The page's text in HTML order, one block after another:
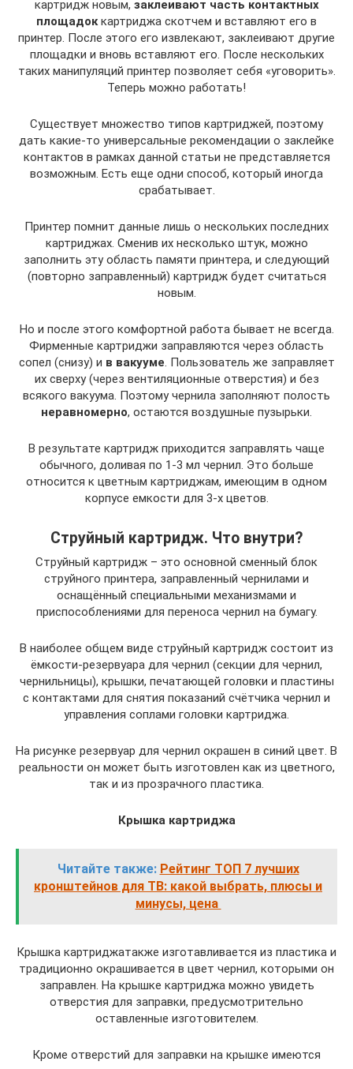
картридж новым, заклеивают часть контактных
площадок картриджа скотчем и вставляют его в
принтер. После этого его извлекают, заклеивают другие
площадки и вновь вставляют его. После нескольких
таких манипуляций принтер позволяет себя «уговорить».
Теперь можно работать!
Существует множество типов картриджей, поэтому
дать какие-то универсальные рекомендации о заклейке
контактов в рамках данной статьи не представляется
возможным. Есть еще одни способ, который иногда
срабатывает.
Принтер помнит данные лишь о нескольких последних
картриджах. Сменив их несколько штук, можно
заполнить эту область памяти принтера, и следующий
(повторно заправленный) картридж будет считаться
новым.
Но и после этого комфортной работа бывает не всегда.
Фирменные картриджи заправляются через область
сопел (снизу) и в вакууме . Пользователь же заправляет
их сверху (через вентиляционные отверстия) и без
всякого вакуума. Поэтому чернила заполняют полость
неравномерно, остаются воздушные пузырьки.
В результате картридж приходится заправлять чаще
обычного, доливая по 1-3 мл чернил. Это больше
относится к цветным картриджам, имеющим в одном
корпусе емкости для 3-х цветов.
Струйный картридж. Что внутри?
Струйный картридж – это основной сменный блок
струйного принтера, заправленный чернилами и
оснащённый специальными механизмами и
приспособлениями для переноса чернил на бумагу.
В наиболее общем виде струйный картридж состоит из
ёмкости-резервуара для чернил (секции для чернил,
чернильницы), крышки, печатающей головки и пластины
с контактами для снятия показаний счётчика чернил и
управления соплами головки картриджа.
На рисунке резервуар для чернил окрашен в синий цвет. В
реальности он может быть изготовлен как из цветного,
так и из прозрачного пластика.
Крышка картриджа
Читайте также: Рейтинг ТОП 7 лучших
кронштейнов для ТВ: какой выбрать, плюсы и
минусы, цена
Крышка картриджатакже изготавливается из пластика и
традиционно окрашивается в цвет чернил, которыми он
заправлен. На крышке картриджа можно увидеть
отверстия для заправки, предусмотрительно
оставленные изготовителем.
Кроме отверстий для заправки на крышке имеются